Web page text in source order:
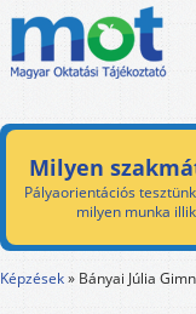
Milyen
Pályaorientációs
milyen munka
Képzések» Bányai Júlia